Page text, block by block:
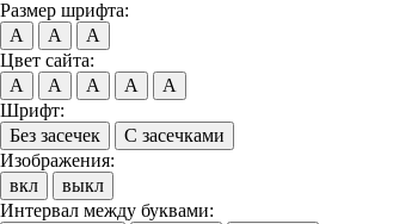
Размер шрифта:
A
A
A
Цвет сайта:
A
A A A
A
Шрифт:
Без засечек
С засечками
Изображения:
вкл
выкл
Интервал между буквами: